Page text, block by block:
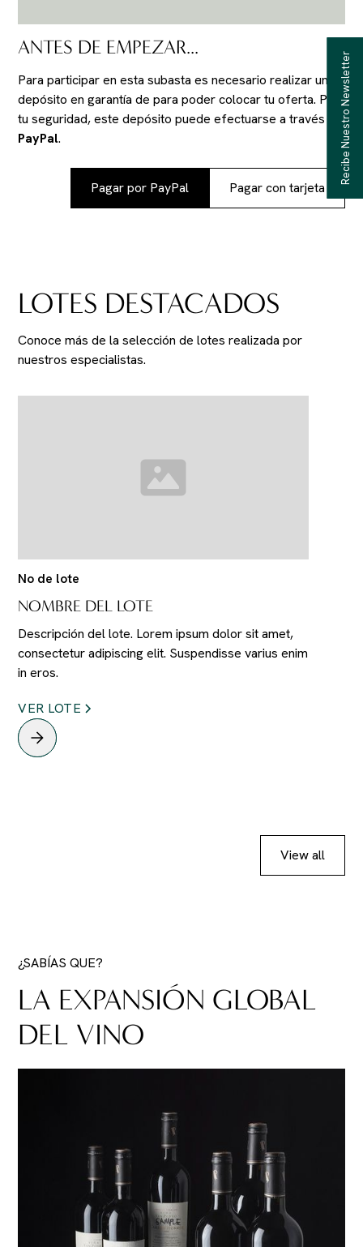
ANTES DE EMPEZAR...
Para participar en esta subasta es necesario realizar un
depósito en garantía depara poder colocar tu oferta. Por
tu seguridad, este depósito puede efectuarse a través de
PayPal.
Pagar por PayPal Pagar con tarjeta
LOTES DESTACADOS
Conoce más de la selección de lotes realizada por
nuestros especialistas.
No de lote
NOMBRE DEL LOTE
Descripción del lote. Lorem ipsum dolor sit amet,
consectetur adipiscing elit. Suspendisse varius enim
in eros.
VER LOTE
View all
¿SABÍAS QUE?
LA EXPANSIÓN GLOBAL
DEL VINO
Recibe Nuestro Newsletter